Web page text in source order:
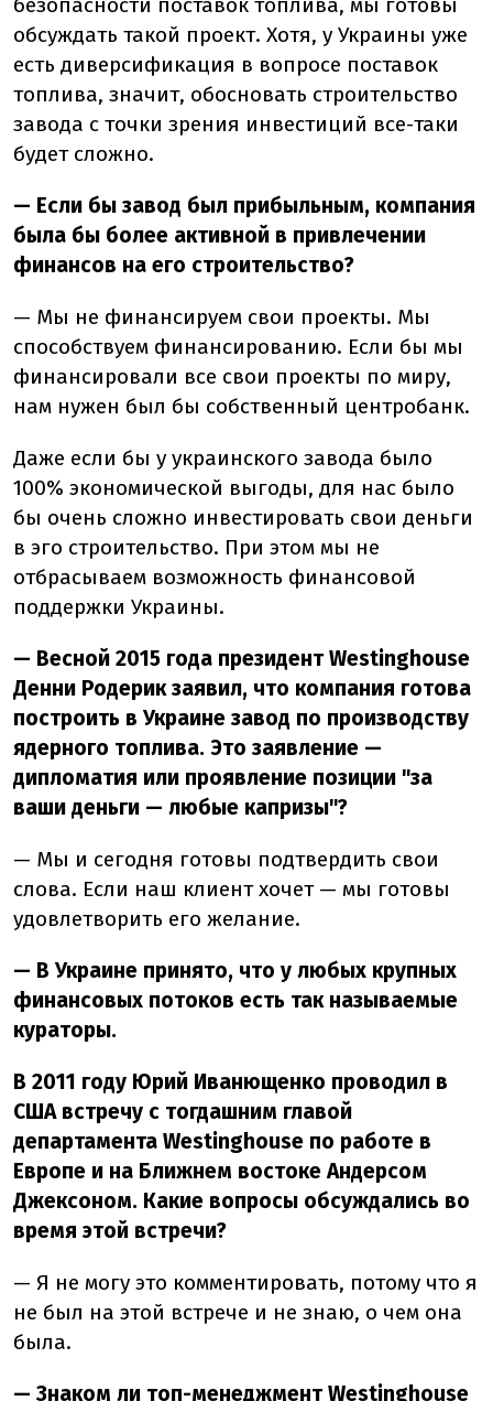
обсуждать такой проект. Хотя, у Украины уже
есть диверсификация в вопросе поставок
топлива, значит, обосновать строительство
завода с точки зрения инвестиций все-таки
будет сложно.
— Если бы завод был прибыльным, компания
была бы более активной в привлечении
финансов на его строительство?
— Мы не финансируем свои проекты. Мы
способствуем финансированию. Если бы мы
финансировали все свои проекты по миру,
нам нужен был бы собственный центробанк.
Даже если бы у украинского завода было
100% экономической выгоды, для нас было
бы очень сложно инвестировать свои деньги
в эго строительство. При этом мы не
отбрасываем возможность финансовой
поддержки Украины.
— Весной 2015 года президент Westinghouse
Денни Родерик заявил, что компания готова
построить в Украине завод по производству
ядерного топлива. Это заявление —
дипломатия или проявление позиции "за
ваши деньги — любые капризы"?
— Мы и сегодня готовы подтвердить свои
слова. Если наш клиент хочет — мы готовы
удовлетворить его желание.
— В Украине принято, что у любых крупных
финансовых потоков есть так называемые
кураторы.
В 2011 году Юрий Иванющенко проводил в
США встречу с тогдашним главой
департамента Westinghouse по работе в
Европе и на Ближнем востоке Андерсом
Джексоном. Какие вопросы обсуждались во
время этой встречи?
— Я не могу это комментировать, потому что я
не был на этой встрече и не знаю, о чем она
была.
— Знаком ли топ-менеджмент Westinghouse